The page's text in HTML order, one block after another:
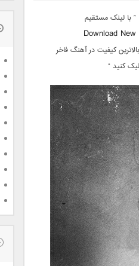
” با لینک مستقیم
Download
کیفیت در آهنگ فاخر
کنید “